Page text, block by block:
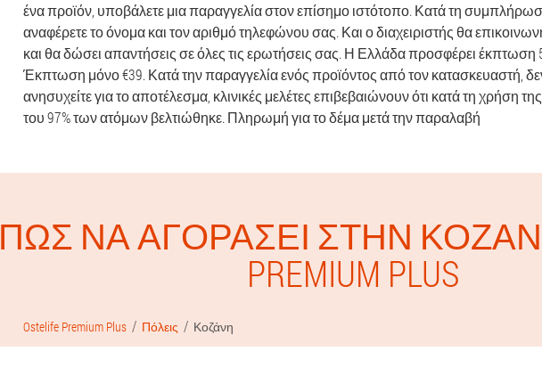
ένα προϊόν, υποβάλετε μια παραγγελία στον επίσημο ιστότοπο. Κατά τη
αναφέρετε το όνομα και τον αριθμό τηλεφώνου σας. Και ο διαχειριστής θα
και θα δώσει απαντήσεις σε όλες τις ερωτήσεις σας. Η Ελλάδα προσφέρει έκπτωση
Έκπτωση μόνο €39. Κατά την παραγγελία ενός προϊόντος από τον κατασκευαστή,
ανησυχείτε για το αποτέλεσμα, κλινικές μελέτες επιβεβαιώνουν ότι κατά τη χρήση
του 97% των ατόμων βελτιώθηκε. Πληρωμή για το δέμα μετά την παραλαβή
ΠΏΣ ΝΑ ΑΓΟΡΆΣΕΙ ΣΤΗΝ ΚΟΖΆΝΗ
PREMIUM PLUS
Ostelife Premium Plus Πόλεις Κοζάνη